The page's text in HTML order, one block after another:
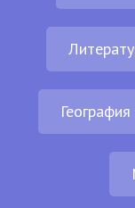
География